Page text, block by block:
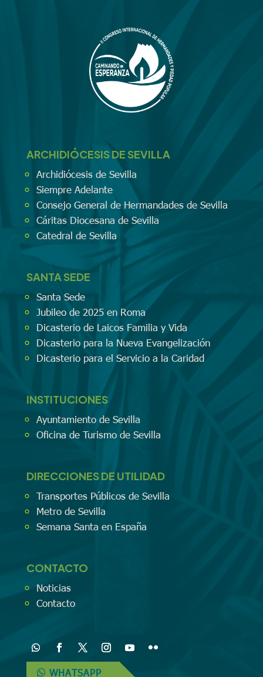
ARCHIDIÓCESIS DE SEVILLA
Archidiócesis de Sevilla
Siempre Adelante
Consejo General de Hermandades de Sevilla
Cáritas Diocesana de Sevilla
Catedral de Sevilla
SANTA SEDE
Santa Sede
Jubileo de 2025 en Roma
Dicasterio de Laicos Familia y Vida
Dicasterio para la Nueva Evangelización
Dicasterio para el Servicio a la Caridad
INSTITUCIONES
Ayuntamiento de Sevilla
Oficina de Turismo de Sevilla
DIRECCIONES DE UTILIDAD
Transportes Públicos de Sevilla
Metro de Sevilla
Semana Santa en España
CONTACTO
Noticias
Contacto
WHATSAPP